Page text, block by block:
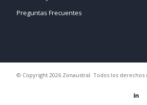
Preguntas Frecuentes
© Copyright 2026 Zonaustral. Todos los derechos